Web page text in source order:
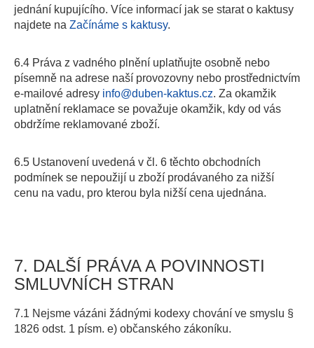
jednání kupujícího. Více informací jak se starat o kaktusy
najdete na Začínáme s kaktusy.
6.4 Práva z vadného plnění uplatňujte osobně nebo
písemně na adrese naší provozovny nebo prostřednictvím
e-mailové adresy info@duben-kaktus.cz. Za okamžik
uplatnění reklamace se považuje okamžik, kdy od vás
obdržíme reklamované zboží.
6.5 Ustanovení uvedená v čl. 6 těchto obchodních
podmínek se nepoužijí u zboží prodávaného za nižší
cenu na vadu, pro kterou byla nižší cena ujednána.
7. DALŠÍ PRÁVA A POVINNOSTI
SMLUVNÍCH STRAN
7.1 Nejsme vázáni žádnými kodexy chování ve smyslu §
1826 odst. 1 písm. e) občanského zákoníku.